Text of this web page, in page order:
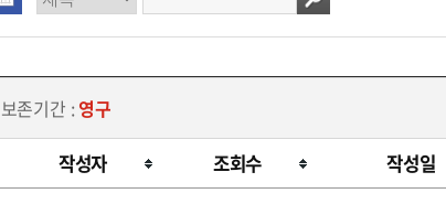
존기간 :영구
작성자 조회수 작성일